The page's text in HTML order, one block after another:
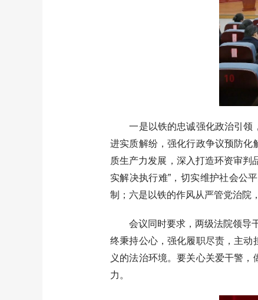
一是以铁的忠诚强化政治引领，
进实质解纷，强化行政争议预防化
质生产力发展，深入打造环资审判
实解决执行难”，切实维护社会公
制；六是以铁的作风从严管党治院
会议同时要求，两级法院领导干
终秉持公心，强化履职尽责，主动
义的法治环境。要关心关爱干警
力。